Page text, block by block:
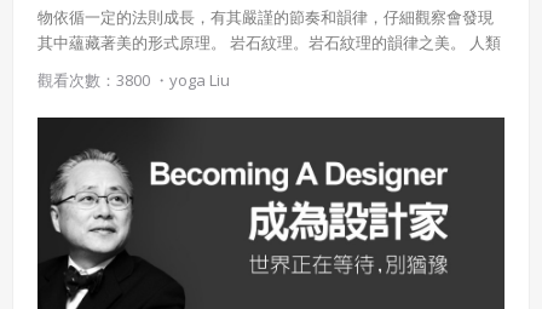
物依循一定的法則成長，有其嚴謹的節奏和韻律，仔細觀察會發現
其中蘊藏著美的形式原理。 岩石紋理。岩石紋理的韻律之美。 人類
傑作。＊漸層的藻井有層次變化感。＊均衡的門有平穩踏實感。＊
對比色彩產生活潑的效果。＊柱子的造形反覆之美、梯 田的曲線韻
包羅萬象，依創作目的可分為兩大類，一是單純表達思想和情感的
純粹藝術，例如：繪畫、雕塑等；另一類是滿足生活需要，追求美
感生活的應用藝術，例如：建築、工藝、服飾等。服飾的色彩對比
之美。藻井為中國古代建築樣式之一，以不斷向中心懸挑內縮的斗
拱，交織成網狀的傘蓋形天花板。雕塑是一種使用各種媒材，表現
具有長、寬、高三度空間的藝術作品。「雕」是將材料如石頭、木
觀看次數：3800 ・ yoga Liu